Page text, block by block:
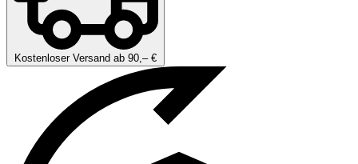
Kostenloser Versand ab 90,– €